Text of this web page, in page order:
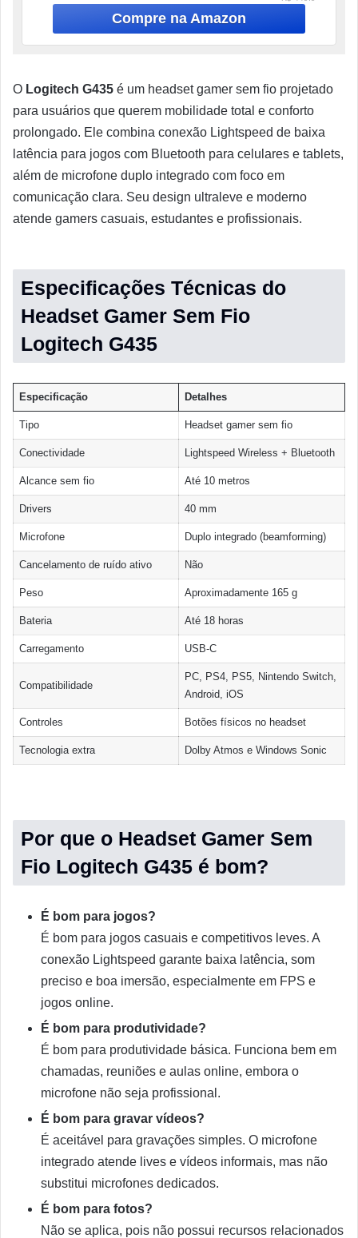
Branco
O Logitech G435 é um headset gamer sem fio projetado
para usuários que querem mobilidade total e conforto
prolongado. Ele combina conexão Lightspeed de baixa
latência para jogos com Bluetooth para celulares e tablets,
além de microfone duplo integrado com foco em
comunicação clara. Seu design ultraleve e moderno
atende gamers casuais, estudantes e profissionais.
Especificações Técnicas do
Headset Gamer Sem Fio
Logitech G435
Especificação Detalhes
Tipo Headset gamer sem fio
Conectividade Lightspeed Wireless + Bluetooth
Alcance sem fio Até 10 metros
Drivers 40 mm
Microfone Duplo integrado (beamforming)
Cancelamento de ruído ativo Não
Peso Aproximadamente 165 g
Bateria Até 18 horas
Carregamento USB-C
Compatibilidade
PC, PS4, PS5, Nintendo Switch,
Android, iOS
Controles Botões físicos no headset
Tecnologia extra Dolby Atmos e Windows Sonic
Por que o Headset Gamer Sem
Fio Logitech G435 é bom?
É bom para jogos?
É bom para jogos casuais e competitivos leves. A
conexão Lightspeed garante baixa latência, som
preciso e boa imersão, especialmente em FPS e
jogos online.
É bom para produtividade?
É bom para produtividade básica. Funciona bem em
chamadas, reuniões e aulas online, embora o
microfone não seja profissional.
É bom para gravar vídeos?
É aceitável para gravações simples. O microfone
integrado atende lives e vídeos informais, mas não
substitui microfones dedicados.
É bom para fotos?
Não se aplica, pois não possui recursos relacionados